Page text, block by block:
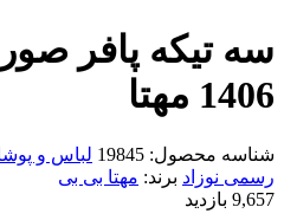
سه تیکه پافر
1406 مهتا
شناسه محصول: 19845 لباس و
رسمی نوزاد برند: مهتا بی بی
9,657 بازدید